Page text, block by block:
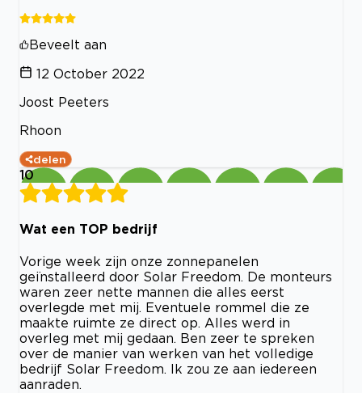
Beveelt aan
12 October 2022
Joost Peeters
Rhoon
delen
10
Wat een TOP bedrijf
Vorige week zijn onze zonnepanelen
geïnstalleerd door Solar Freedom. De monteurs
waren zeer nette mannen die alles eerst
overlegde met mij. Eventuele rommel die ze
maakte ruimte ze direct op. Alles werd in
overleg met mij gedaan. Ben zeer te spreken
over de manier van werken van het volledige
bedrijf Solar Freedom. Ik zou ze aan iedereen
aanraden.